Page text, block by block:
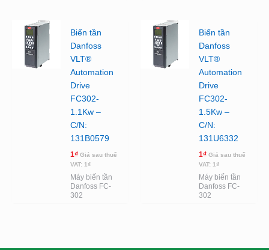
Biến tần
Danfoss
VLT®
Automation
Drive
FC302-
1.1Kw –
C/N:
131B0579
1₫ Giá sau thuế
VAT: 1₫
Máy biến tần
Danfoss FC-
302
Biến tần
Danfoss
VLT®
Automation
Drive
FC302-
1.5Kw –
C/N:
131U6332
1₫ Giá sau thuế
VAT: 1₫
Máy biến tần
Danfoss FC-
302